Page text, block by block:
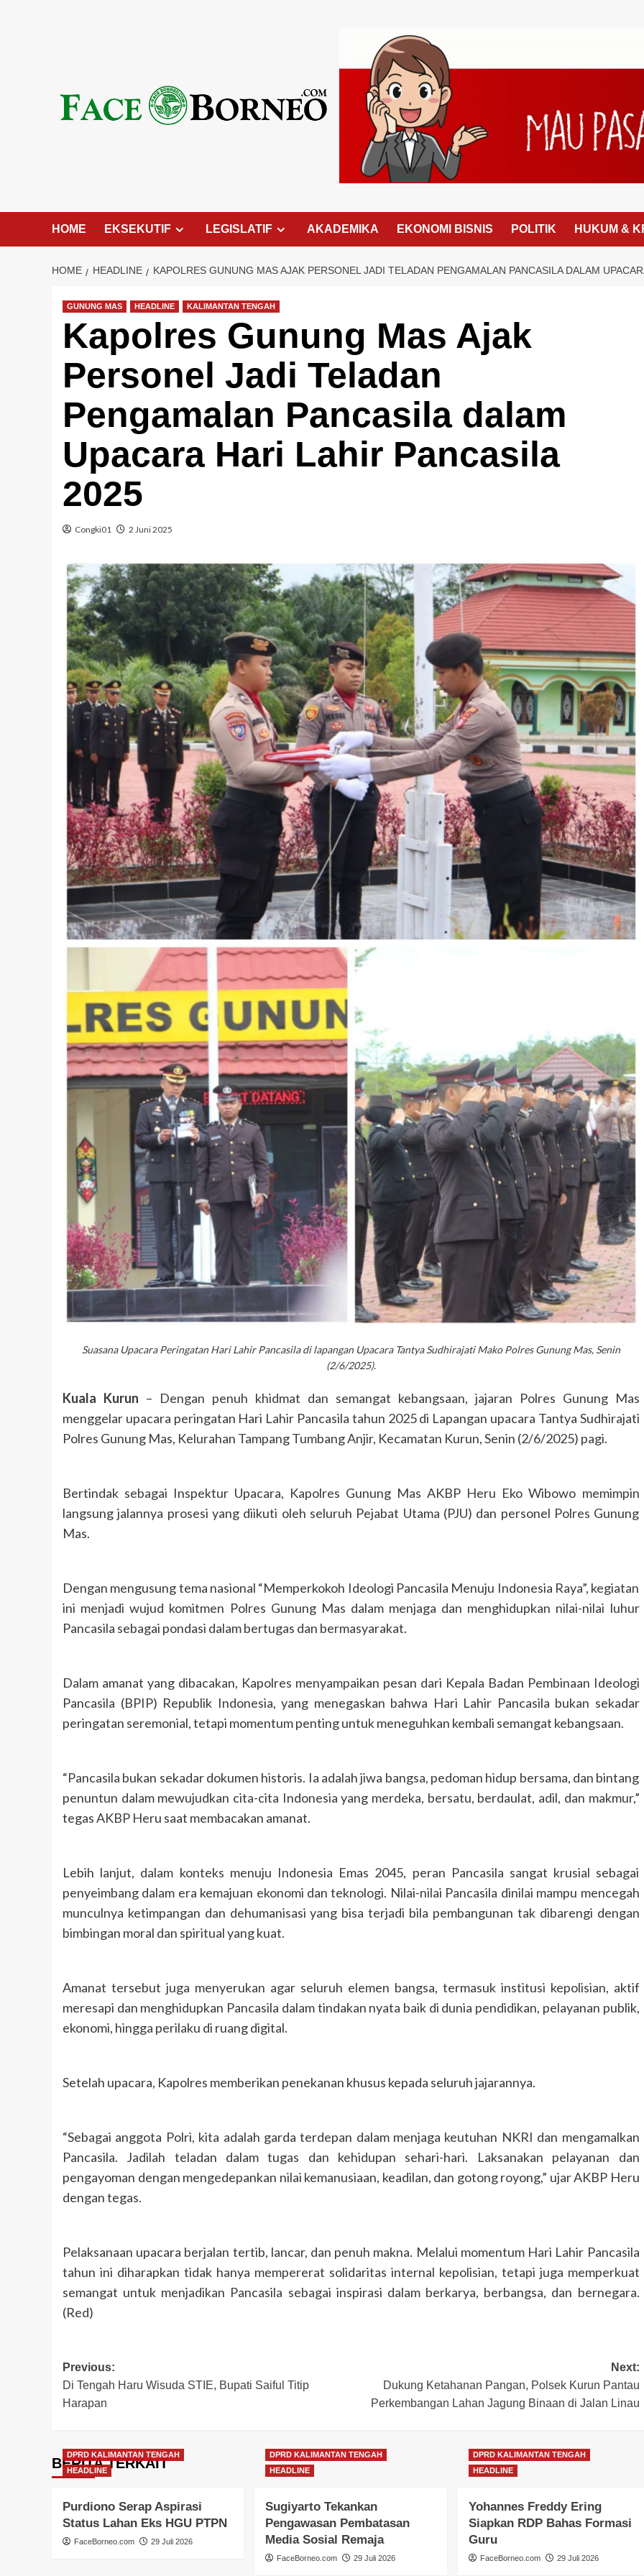
HOME EKSEKUTIF LEGISLATIF AKADEMIKA EKONOMI BISNIS POLITIK HUKUM &
HOME HEADLINE KAPOLRES GUNUNG MAS AJAK PERSONEL JADI TELADAN PENGAMALAN PANCASILA DALAM
GUNUNG MAS HEADLINE KALIMANTAN TENGAH
Kapolres Gunung Mas Ajak
Personel Jadi Teladan
Pengamalan Pancasila dalam
Upacara Hari Lahir Pancasila
2025
Congki01 2 Juni 2025
Suasana Upacara Peringatan Hari Lahir Pancasila di lapangan Upacara Tantya Sudhirajati Mako Polres Gunung Mas, Senin
(2/6/2025).
Kuala Kurun – Dengan penuh khidmat dan semangat kebangsaan, jajaran Polres Gunung Mas
menggelar upacara peringatan Hari Lahir Pancasila tahun 2025 di Lapangan upacara Tantya Sudhirajati
Polres Gunung Mas, Kelurahan Tampang Tumbang Anjir, Kecamatan Kurun, Senin (2/6/2025) pagi.
Bertindak sebagai Inspektur Upacara, Kapolres Gunung Mas AKBP Heru Eko Wibowo memimpin
langsung jalannya prosesi yang diikuti oleh seluruh Pejabat Utama (PJU) dan personel Polres Gunung
Mas.
Dengan mengusung tema nasional “Memperkokoh Ideologi Pancasila Menuju Indonesia Raya”, kegiatan
ini menjadi wujud komitmen Polres Gunung Mas dalam menjaga dan menghidupkan nilai-nilai luhur
Pancasila sebagai pondasi dalam bertugas dan bermasyarakat.
Dalam amanat yang dibacakan, Kapolres menyampaikan pesan dari Kepala Badan Pembinaan Ideologi
Pancasila (BPIP) Republik Indonesia, yang menegaskan bahwa Hari Lahir Pancasila bukan sekadar
peringatan seremonial, tetapi momentum penting untuk meneguhkan kembali semangat kebangsaan.
“Pancasila bukan sekadar dokumen historis. Ia adalah jiwa bangsa, pedoman hidup bersama, dan bintang
penuntun dalam mewujudkan cita-cita Indonesia yang merdeka, bersatu, berdaulat, adil, dan makmur,”
tegas AKBP Heru saat membacakan amanat.
Lebih lanjut, dalam konteks menuju Indonesia Emas 2045, peran Pancasila sangat krusial sebagai
penyeimbang dalam era kemajuan ekonomi dan teknologi. Nilai-nilai Pancasila dinilai mampu mencegah
munculnya ketimpangan dan dehumanisasi yang bisa terjadi bila pembangunan tak dibarengi dengan
bimbingan moral dan spiritual yang kuat.
Amanat tersebut juga menyerukan agar seluruh elemen bangsa, termasuk institusi kepolisian, aktif
meresapi dan menghidupkan Pancasila dalam tindakan nyata baik di dunia pendidikan, pelayanan publik,
ekonomi, hingga perilaku di ruang digital.
Setelah upacara, Kapolres memberikan penekanan khusus kepada seluruh jajarannya.
“Sebagai anggota Polri, kita adalah garda terdepan dalam menjaga keutuhan NKRI dan mengamalkan
Pancasila. Jadilah teladan dalam tugas dan kehidupan sehari-hari. Laksanakan pelayanan dan
pengayoman dengan mengedepankan nilai kemanusiaan, keadilan, dan gotong royong,” ujar AKBP Heru
dengan tegas.
Pelaksanaan upacara berjalan tertib, lancar, dan penuh makna. Melalui momentum Hari Lahir Pancasila
tahun ini diharapkan tidak hanya mempererat solidaritas internal kepolisian, tetapi juga memperkuat
semangat untuk menjadikan Pancasila sebagai inspirasi dalam berkarya, berbangsa, dan bernegara.
(Red)
Post
navigation
Previous:
Di Tengah Haru Wisuda STIE, Bupati Saiful Titip
Harapan
Next:
Dukung Ketahanan Pangan, Polsek Kurun Pantau
Perkembangan Lahan Jagung Binaan di Jalan Linau
BERITA TERKAIT
DPRD KALIMANTAN TENGAH
HEADLINE
Purdiono Serap Aspirasi
Status Lahan Eks HGU PTPN
FaceBorneo.com 29 Juli 2026
DPRD KALIMANTAN TENGAH
HEADLINE
Sugiyarto Tekankan
Pengawasan Pembatasan
Media Sosial Remaja
FaceBorneo.com 29 Juli 2026
DPRD KALIMANTAN TENGAH
HEADLINE
Yohannes Freddy Ering
Siapkan RDP Bahas Formasi
Guru
FaceBorneo.com 29 Juli 2026
GUNUNG MAS HEADLINE
HUKUM & KRIMINAL
Kenaikan Yesus Kristus di Sembilan
Kecamatan
Congki01 14 Mei 2026
Infrastruktur
KALIMANTAN TENGAH
NASIONAL
Wakapolres Gunung Mas Hadiri
Upacara Hardiknas 2026